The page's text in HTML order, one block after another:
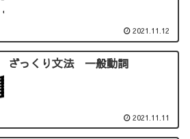
2021.11.12
ざっくり文法 一般動詞
2021.11.11